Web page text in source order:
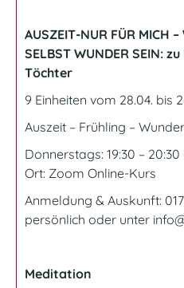
AUSZEIT-NUR FÜR MICH
SELBST WUNDER SEIN:
Töchter
9 Einheiten vom 28.04. bis
Auszeit – Frühling – Wunder
Donnerstags: 19:30 – 20:30
Ort: Zoom Online-Kurs
Anmeldung & Auskunft:
persönlich oder unter
Meditation